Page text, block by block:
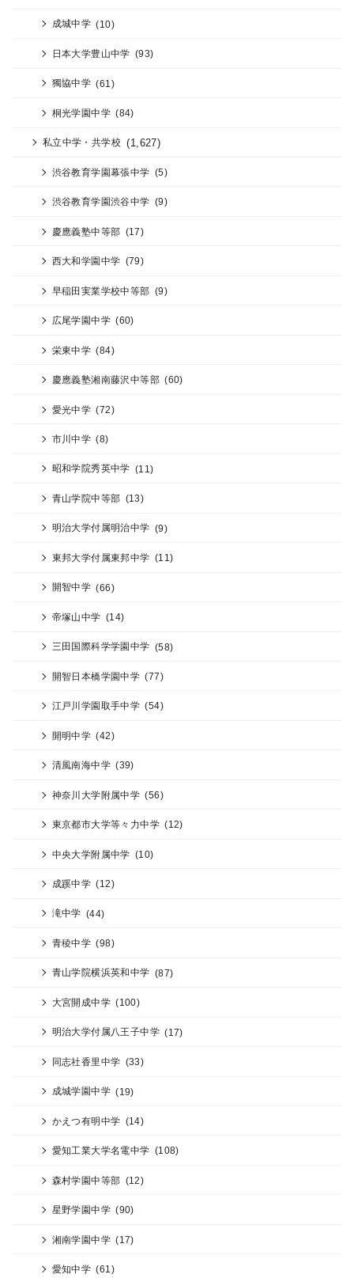
成城中学 (10)
日本大学豊山中学 (93)
獨協中学 (61)
桐光学園中学 (84)
私立中学・共学校 (1,627)
渋谷教育学園幕張中学 (5)
渋谷教育学園渋谷中学 (9)
慶應義塾中等部 (17)
西大和学園中学 (79)
早稲田実業学校中等部 (9)
広尾学園中学 (60)
栄東中学 (84)
慶應義塾湘南藤沢中等部 (60)
愛光中学 (72)
市川中学 (8)
昭和学院秀英中学 (11)
青山学院中等部 (13)
明治大学付属明治中学 (9)
東邦大学付属東邦中学 (11)
開智中学 (66)
帝塚山中学 (14)
三田国際科学学園中学 (58)
開智日本橋学園中学 (77)
江戸川学園取手中学 (54)
開明中学 (42)
清風南海中学 (39)
神奈川大学附属中学 (56)
東京都市大学等々力中学 (12)
中央大学附属中学 (10)
成蹊中学 (12)
滝中学 (44)
青稜中学 (98)
青山学院横浜英和中学 (87)
大宮開成中学 (100)
明治大学付属八王子中学 (17)
同志社香里中学 (33)
成城学園中学 (19)
かえつ有明中学 (14)
愛知工業大学名電中学 (108)
森村学園中等部 (12)
星野学園中学 (90)
湘南学園中学 (17)
愛知中学 (61)